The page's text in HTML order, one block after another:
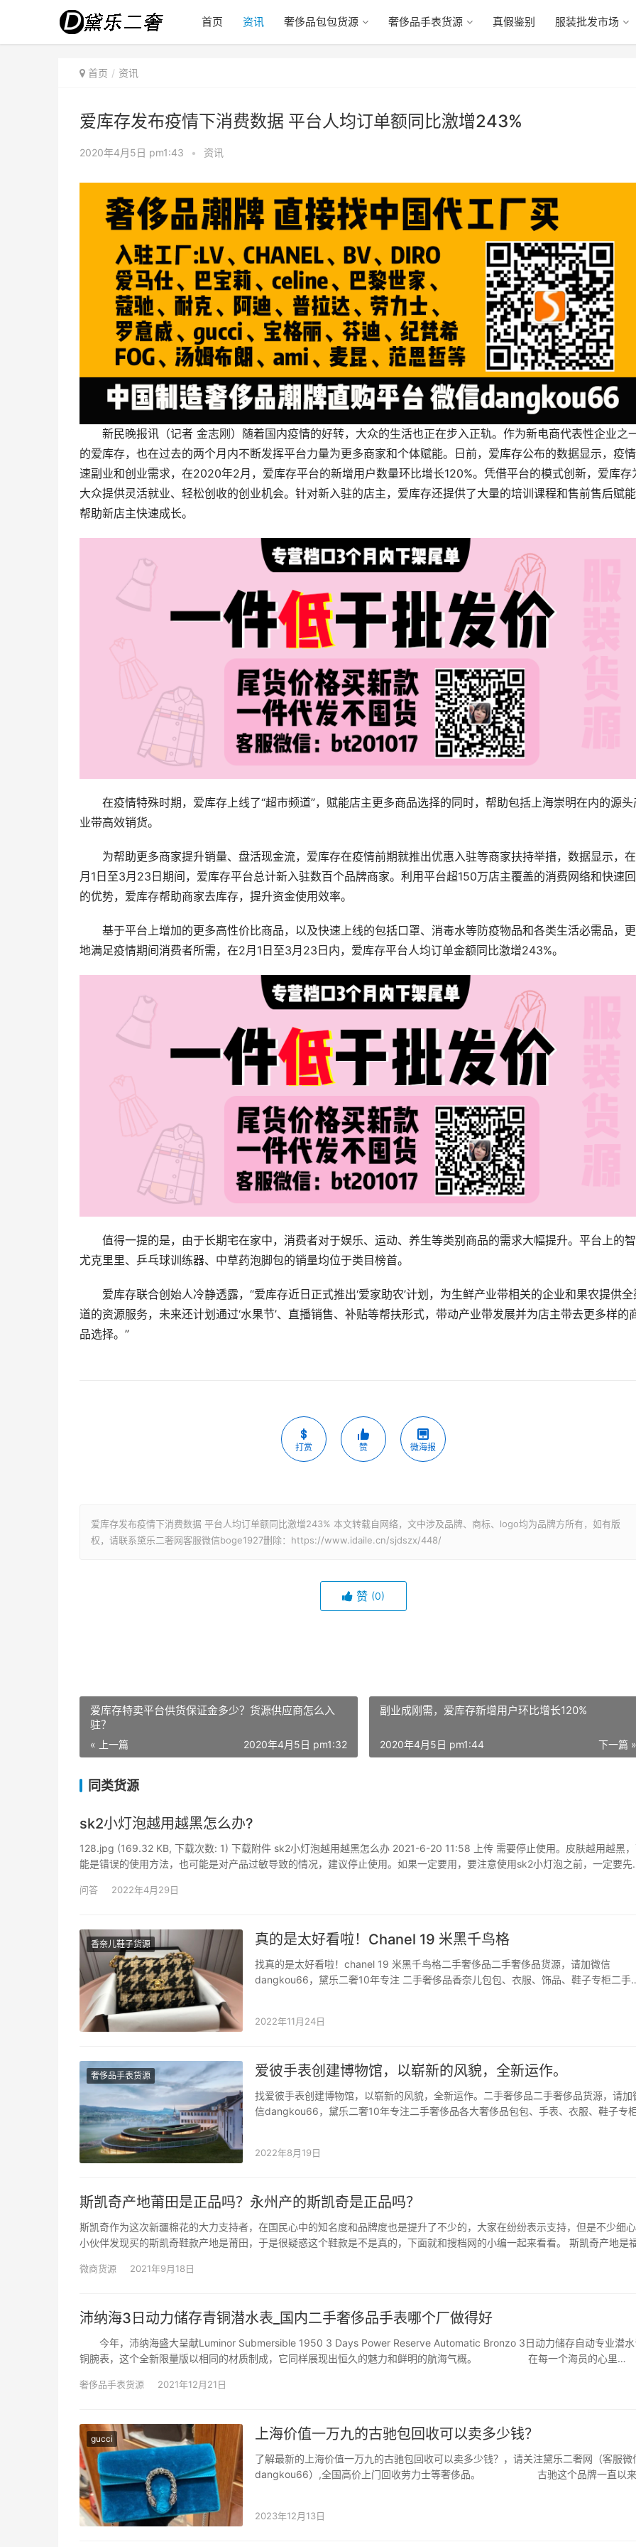
首页 资讯 奢侈品包包货源 奢侈品手表货源 真假鉴别 服装批发市场
首页 资讯
爱库存发布疫情下消费数据 平台人均订单额同比激增243%
2020年4月5日 pm1:43 • 资讯
新民晚报讯（记者 金志刚）随着国内疫情的好转，大众的生活也正在步入正轨。作为新电商代表性企业之
的爱库存，也在过去的两个月内不断发挥平台力量为更多商家和个体赋能。日前，爱库存公布的数据显示，疫
速副业和创业需求，在2020年2月，爱库存平台的新增用户数量环比增长120%。凭借平台的模式创新，爱库存
大众提供灵活就业、轻松创收的创业机会。针对新入驻的店主，爱库存还提供了大量的培训课程和售前售后赋
帮助新店主快速成长。
在疫情特殊时期，爱库存上线了“超市频道”，赋能店主更多商品选择的同时，帮助包括上海崇明在内的源头
业带高效销货。
为帮助更多商家提升销量、盘活现金流，爱库存在疫情前期就推出优惠入驻等商家扶持举措，数据显示，
月1日至3月23日期间，爱库存平台总计新入驻数百个品牌商家。利用平台超150万店主覆盖的消费网络和快速
的优势，爱库存帮助商家去库存，提升资金使用效率。
基于平台上增加的更多高性价比商品，以及快速上线的包括口罩、消毒水等防疫物品和各类生活必需品，
地满足疫情期间消费者所需，在2月1日至3月23日内，爱库存平台人均订单金额同比激增243%。
值得一提的是，由于长期宅在家中，消费者对于娱乐、运动、养生等类别商品的需求大幅提升。平台上的
尤克里里、乒乓球训练器、中草药泡脚包的销量均位于类目榜首。
爱库存联合创始人冷静透露，“爱库存近日正式推出‘爱家助农’计划，为生鲜产业带相关的企业和果农提供全
道的资源服务，未来还计划通过‘水果节’、直播销售、补贴等帮扶形式，带动产业带发展并为店主带去更多样的
品选择。”
打赏 赞 微海报
爱库存发布疫情下消费数据 平台人均订单额同比激增243% 本文转载自网络，文中涉及品牌、商标、logo均为品牌方所有，如有版
权，请联系黛乐二奢网客服微信boge1927删除：https://www.idaile.cn/sjdszx/448/
赞 (0)
爱库存特卖平台供货保证金多少？货源供应商怎么入
驻？
« 上一篇 2020年4月5日 pm1:32
副业成刚需，爱库存新增用户环比增长120%
下一篇 »
2020年4月5日 pm1:44
同类货源
sk2小灯泡越用越黑怎么办?
128.jpg (169.32 KB, 下载次数: 1) 下载附件 sk2小灯泡越用越黑怎么办 2021-6-20 11:58 上传 需要停止使用。皮肤越用越黑
能是错误的使用方法，也可能是对产品过敏导致的情况，建议停止使用。如果一定要用，要注意使用sk2小灯泡之前，一定要先
问答 2022年4月29日
香奈儿鞋子货源 真的是太好看啦！Chanel 19 米黑千鸟格
找真的是太好看啦！chanel 19 米黑千鸟格二手奢侈品二手奢侈品货源，请加微信
dangkou66，黛乐二奢10年专注 二手奢侈品香奈儿包包、衣服、饰品、鞋子专柜二手
2022年11月24日
奢侈品手表货源 爱彼手表创建博物馆，以崭新的风貌，全新运作。
找爱彼手表创建博物馆，以崭新的风貌，全新运作。二手奢侈品二手奢侈品货源，请加
信dangkou66，黛乐二奢10年专注二手奢侈品各大奢侈品包包、手表、衣服、鞋子专
2022年8月19日
斯凯奇产地莆田是正品吗？永州产的斯凯奇是正品吗？
斯凯奇作为这次新疆棉花的大力支持者，在国民心中的知名度和品牌度也是提升了不少的，大家在纷纷表示支持，但是不少细
小伙伴发现买的斯凯奇鞋款产地是莆田，于是很疑惑这个鞋款是不是真的，下面就和搜档网的小编一起来看看。 斯凯奇产地是
微商货源 2021年9月18日
沛纳海3日动力储存青铜潜水表_国内二手奢侈品手表哪个厂做得好
今年，沛纳海盛大呈献Luminor Submersible 1950 3 Days Power Reserve Automatic Bronzo 3日动力储存自动专业潜
铜腕表，这个全新限量版以相同的材质制成，它同样展现出恒久的魅力和鲜明的航海气概。 在每一个海员的心里…
奢侈品手表货源 2021年12月21日
gucci 上海价值一万九的古驰包回收可以卖多少钱？
了解最新的上海价值一万九的古驰包回收可以卖多少钱？，请关注黛乐二奢网（客服微
dangkou66）,全国高价上门回收劳力士等奢侈品。 古驰这个品牌一直以
2023年12月13日